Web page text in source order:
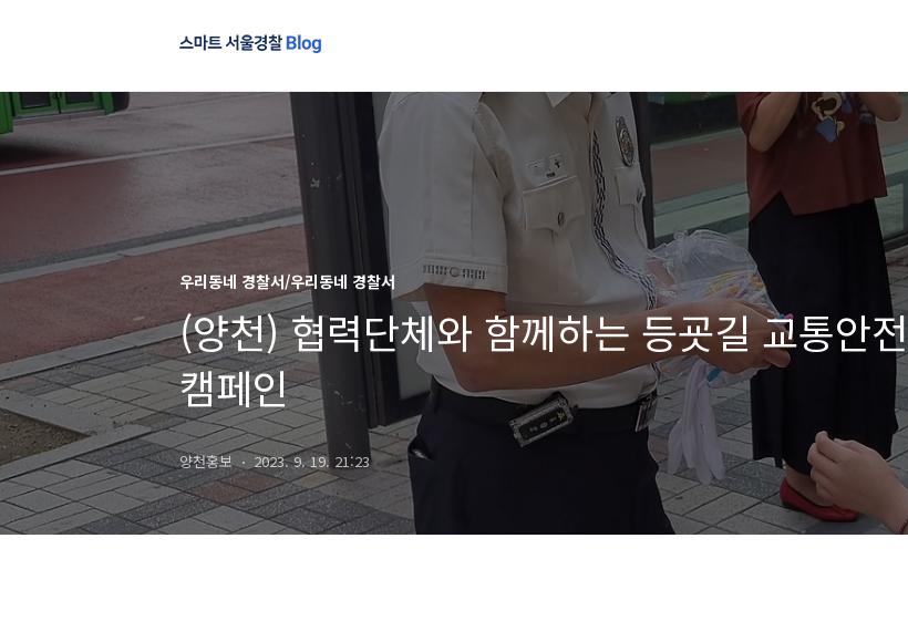
우리동네 경찰서/우리동네 경찰서
(양천) 협력단체와 함께하는 등굣길 교통안전
캠페인
양천홍보 2023. 9. 19. 21:23